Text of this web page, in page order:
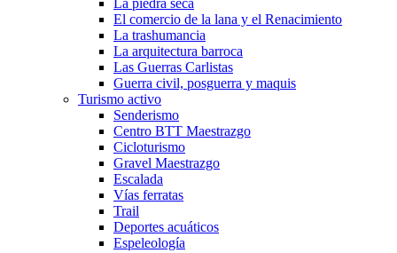
La piedra seca
El comercio de la lana y el Renacimiento
La trashumancia
La arquitectura barroca
Las Guerras Carlistas
Guerra civil, posguerra y maquis
Turismo activo
Senderismo
Centro BTT Maestrazgo
Cicloturismo
Gravel Maestrazgo
Escalada
Vías ferratas
Trail
Deportes acuáticos
Espeleología